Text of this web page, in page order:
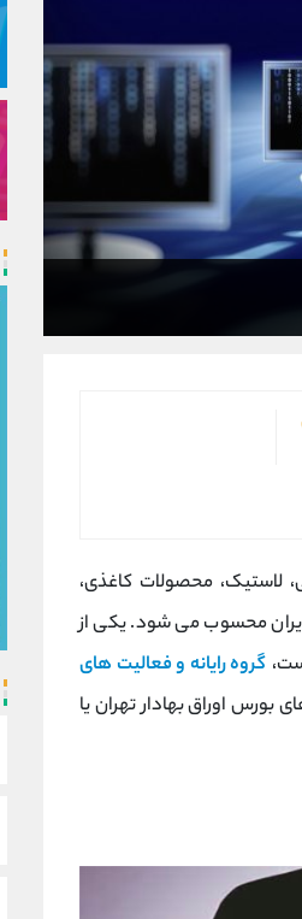
لاستیک، محصولات کاغذی،
محسوب می شود. یکی از
گروه رایانه و فعالیت های
نماد است که در بازارهای بورس اوراق بهادار تهران یا